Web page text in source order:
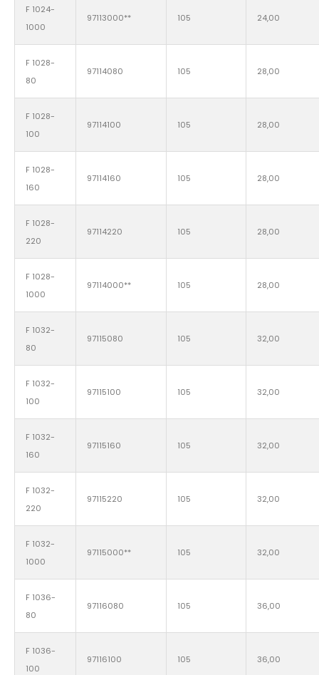
F 1024-
1000
97113000** 105 24,00
F 1028-
80
97114080 105 28,00
F 1028-
100
97114100 105 28,00
F 1028-
160
97114160 105 28,00
F 1028-
220
97114220 105 28,00
F 1028-
1000
97114000** 105 28,00
F 1032-
80
97115080 105 32,00
F 1032-
100
97115100 105 32,00
F 1032-
160
97115160 105 32,00
F 1032-
220
97115220 105 32,00
F 1032-
1000
97115000** 105 32,00
F 1036-
80
97116080 105 36,00
F 1036-
100
97116100 105 36,00